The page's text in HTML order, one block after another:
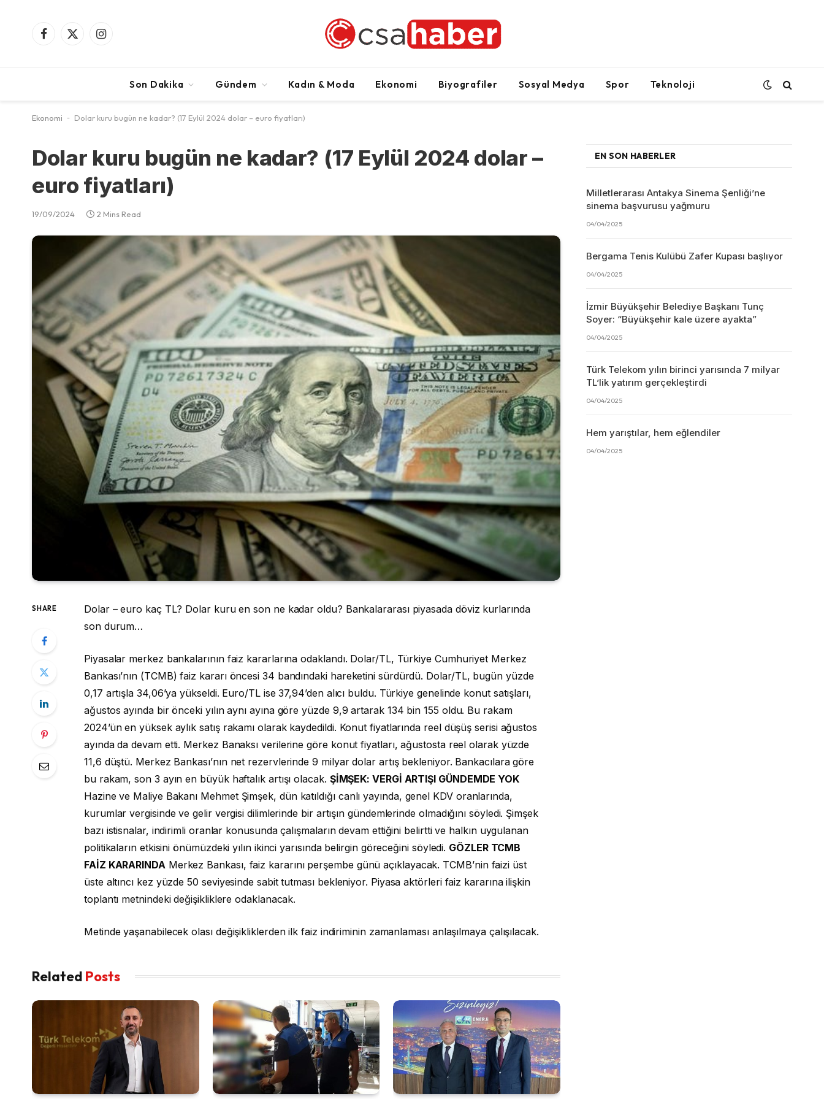
Facebook
X
Instagram
Son Dakika Gündem Kadın & Moda Ekonomi Biyografiler Sosyal Medya Spor Teknoloji
Ekonomi - Dolar kuru bugün ne kadar? (17 Eylül 2024 dolar – euro fiyatları)
Dolar kuru bugün ne kadar? (17 Eylül 2024 dolar –
euro fiyatları)
19/09/2024 2 Mins Read
SHARE
Dolar – euro kaç TL? Dolar kuru en son ne kadar oldu? Bankalararası piyasada döviz kurlarında
son durum…
Piyasalar merkez bankalarının faiz kararlarına odaklandı. Dolar/TL, Türkiye Cumhuriyet Merkez
Bankası’nın (TCMB) faiz kararı öncesi 34 bandındaki hareketini sürdürdü. Dolar/TL, bugün yüzde
0,17 artışla 34,06’ya yükseldi. Euro/TL ise 37,94’den alıcı buldu. Türkiye genelinde konut satışları,
ağustos ayında bir önceki yılın aynı ayına göre yüzde 9,9 artarak 134 bin 155 oldu. Bu rakam
2024’ün en yüksek aylık satış rakamı olarak kaydedildi. Konut fiyatlarında reel düşüş serisi ağustos
ayında da devam etti. Merkez Banaksı verilerine göre konut fiyatları, ağustosta reel olarak yüzde
11,6 düştü. Merkez Bankası’nın net rezervlerinde 9 milyar dolar artış bekleniyor. Bankacılara göre
bu rakam, son 3 ayın en büyük haftalık artışı olacak. ŞİMŞEK: VERGİ ARTIŞI GÜNDEMDE YOK
Hazine ve Maliye Bakanı Mehmet Şimşek, dün katıldığı canlı yayında, genel KDV oranlarında,
kurumlar vergisinde ve gelir vergisi dilimlerinde bir artışın gündemlerinde olmadığını söyledi. Şimşek
bazı istisnalar, indirimli oranlar konusunda çalışmaların devam ettiğini belirtti ve halkın uygulanan
politikaların etkisini önümüzdeki yılın ikinci yarısında belirgin göreceğini söyledi. GÖZLER TCMB
FAİZ KARARINDA Merkez Bankası, faiz kararını perşembe günü açıklayacak. TCMB’nin faizi üst
üste altıncı kez yüzde 50 seviyesinde sabit tutması bekleniyor. Piyasa aktörleri faiz kararına ilişkin
toplantı metnindeki değişikliklere odaklanacak.
Metinde yaşanabilecek olası değişikliklerden ilk faiz indiriminin zamanlaması anlaşılmaya çalışılacak.
Related Posts
EN SON HABERLER
Milletlerarası Antakya Sinema Şenliği’ne
sinema başvurusu yağmuru
04/04/2025
Bergama Tenis Kulübü Zafer Kupası başlıyor
04/04/2025
İzmir Büyükşehir Belediye Başkanı Tunç
Soyer: “Büyükşehir kale üzere ayakta”
04/04/2025
Türk Telekom yılın birinci yarısında 7 milyar
TL’lik yatırım gerçekleştirdi
04/04/2025
Hem yarıştılar, hem eğlendiler
04/04/2025